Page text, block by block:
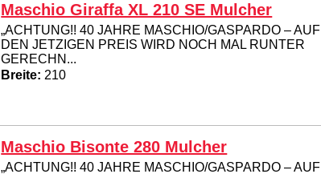
Maschio Giraffa XL 210 SE Mulcher
„ACHTUNG!! 40 JAHRE MASCHIO/GASPARDO – AUF
DEN JETZIGEN PREIS WIRD NOCH MAL RUNTER
GERECHN...
Breite: 210
Maschio Bisonte 280 Mulcher
„ACHTUNG!! 40 JAHRE MASCHIO/GASPARDO – AUF